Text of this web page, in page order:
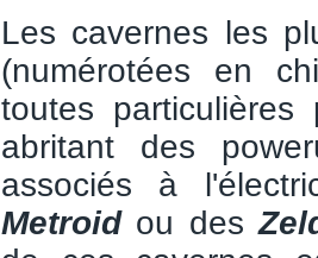
Les cavernes les
(numérotées en
toutes particulières
abritant des
associés à
Metroidou des